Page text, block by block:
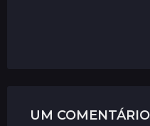
UM COMENTÁRIO